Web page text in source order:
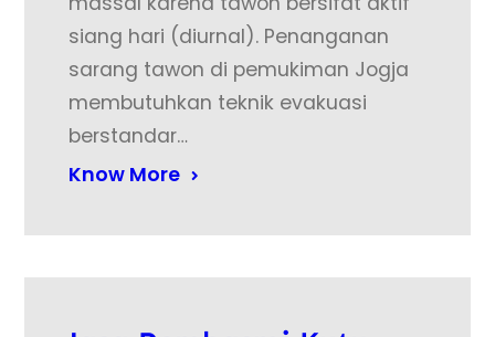
siang hari (diurnal). Penanganan
sarang tawon di pemukiman Jogja
membutuhkan teknik evakuasi
berstandar…
Know More